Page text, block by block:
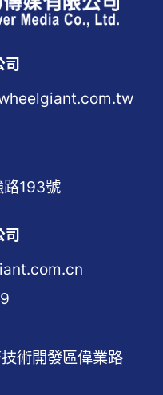
司
193號
司
術開發區偉業路